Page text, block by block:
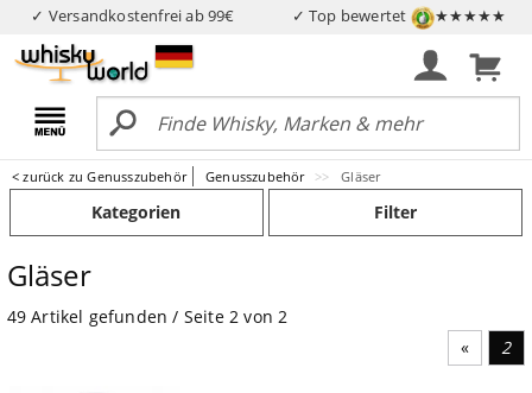
✓ Versandkostenfrei ab 99€ ✓ Top bewertet ★★★★★
< zurück zu Genusszubehör Genusszubehör Gläser
Kategorien Filter
Gläser
49 Artikel gefunden / Seite 2 von 2
2